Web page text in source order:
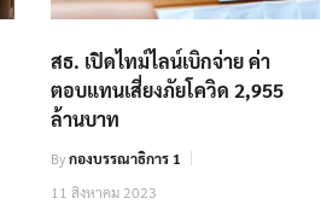
สธ. เปิดไทม์ไลน์เบิกจ่าย ค่า
ตอบแทนเสี่ยงภัยโควิด 2,955
ล้านบาท
Byกองบรรณาธิการ 1
11 สิงหาคม 2023